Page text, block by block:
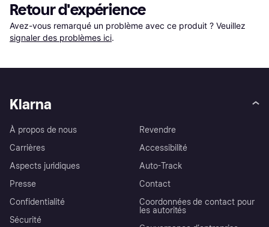
Retour d'expérience
Avez-vous remarqué un problème avec ce produit ? Veuillez
signaler des problèmes ici.
Klarna
À propos de nous
Carrières
Aspects juridiques
Presse
Confidentialité
Sécurité
Revendre
Accessibilité
Auto-Track
Contact
Coordonnées de contact pour
les autorités